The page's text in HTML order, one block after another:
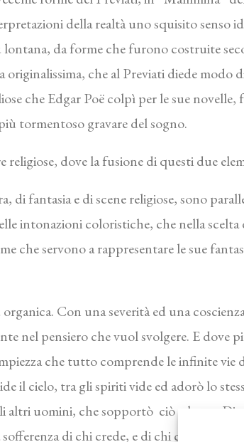
della realtà uno squisito senso
da forme che furono costruite
che al Previati diede modo
che Edgar Poë colpì per le sue
tormentoso gravare del sogno.
dove la fusione di questi due
fantasia e di scene religiose, sono
intonazioni coloristiche, che nella
servono a rappresentare le sue
Con una severità ed una
nel pensiero che vuol svolgere. E dove
che tutto comprende le infinite vie
il cielo, tra gli spiriti vide ed adorò lo
altri uomini, che sopportò ciò che un
di chi crede, e di chi ciò che